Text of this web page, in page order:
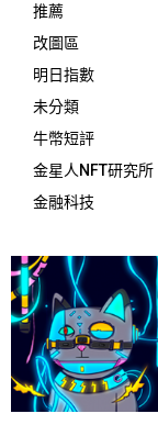
推薦
改圖區
明日指數
未分類
牛幣短評
金星人NFT研究所
金融科技